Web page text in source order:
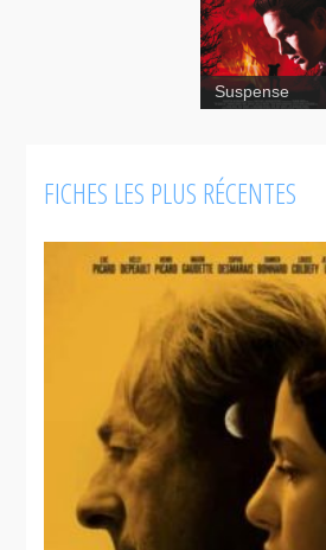
The Good
Suspense
FICHES LES PLUS RÉCENTES